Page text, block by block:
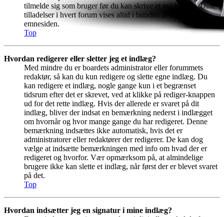
tilmelde sig som bruger før du kan skrive et nyt indlæg. Dine
tilladelser i hvert forum vises altid i bunden af forum- og
emnesiden.
Top
Hvordan redigerer eller sletter jeg et indlæg?
Med mindre du er boardets administrator eller forummets
redaktør, så kan du kun redigere og slette egne indlæg. Du
kan redigere et indlæg, nogle gange kun i et begrænset
tidsrum efter det er skrevet, ved at klikke på rediger-knappen
ud for det rette indlæg. Hvis der allerede er svaret på dit
indlæg, bliver der indsat en bemærkning nederst i indlægget
om hvornår og hvor mange gange du har redigeret. Denne
bemærkning indsættes ikke automatisk, hvis det er
administratorer eller redaktører der redigerer. De kan dog
vælge at indsætte bemærkningen med info om hvad der er
redigeret og hvorfor. Vær opmærksom på, at almindelige
brugere ikke kan slette et indlæg, når først der er blevet svaret
på det.
Top
Hvordan indsætter jeg en signatur i mine indlæg?